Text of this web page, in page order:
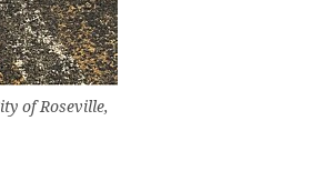
of Roseville,